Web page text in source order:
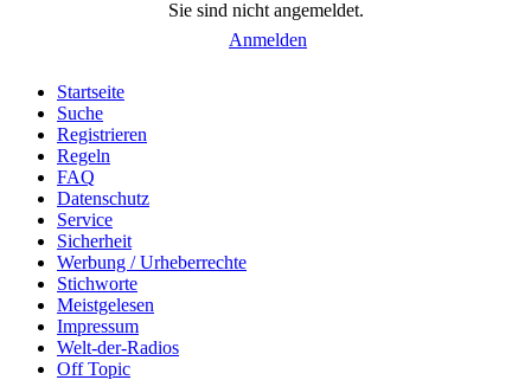
Sie sind nicht angemeldet.
Anmelden
Startseite
Suche
Registrieren
Regeln
FAQ
Datenschutz
Service
Sicherheit
Werbung / Urheberrechte
Stichworte
Meistgelesen
Impressum
Welt-der-Radios
Off Topic